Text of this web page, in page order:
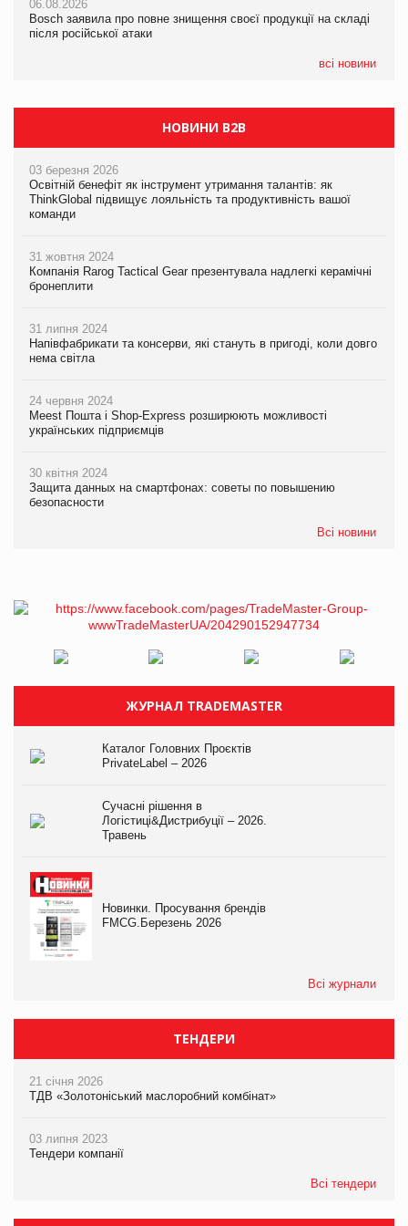
06.08.2026
Bosch заявила про повне знищення своєї продукції на складі
після російської атаки
всі новини
06.08.2026
Bosch заявила про повне знищення своєї продукції на складі
після російської атаки
06.08.2026
Bosch заявила про повне знищення своєї продукції на складі
після російської атаки
НОВИНИ B2B
03 березня 2026
Освітній бенефіт як інструмент утримання талантів: як
ThinkGlobal підвищує лояльність та продуктивність вашої
команди
31 жовтня 2024
Компанія Rarog Tactical Gear презентувала надлегкі керамічні
бронеплити
31 липня 2024
Напівфабрикати та консерви, які стануть в пригоді, коли довго
нема світла
24 червня 2024
Meest Пошта і Shop-Express розширюють можливості
українських підприємців
30 квітня 2024
Защита данных на смартфонах: советы по повышению
безопасности
Всі новини
ЖУРНАЛ TRADEMASTER
Каталог Головних Проєктів
PrivateLabel – 2026
Сучасні рішення в
Логістиці&Дистрибуції – 2026.
Травень
Новинки. Просування брендів
FMCG.Березень 2026
Всі журнали
ТЕНДЕРИ
21 січня 2026
ТДВ «Золотоніський маслоробний комбінат»
03 липня 2023
Тендери компанії
Всі тендери